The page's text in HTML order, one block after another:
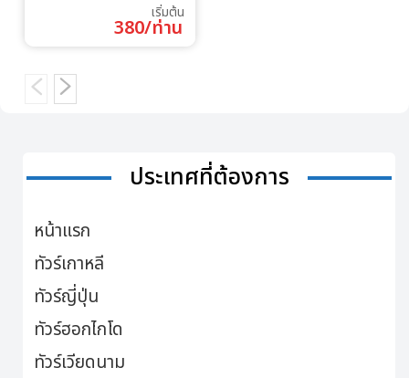
เริ่มต้น
380/ท่าน
ประเทศที่ต้องการ
หน้าแรก
ทัวร์เกาหลี
ทัวร์ญี่ปุ่น
ทัวร์ฮอกไกโด
ทัวร์เวียดนาม